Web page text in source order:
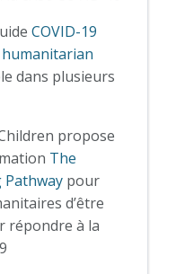
COVID-19
dans plusieurs
propose
The
Pathway pour
d’être
répondre à la